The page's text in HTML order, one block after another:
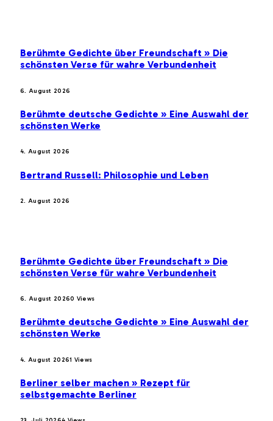
Berühmte Gedichte über Freundschaft » Die
schönsten Verse für wahre Verbundenheit
6. August 2026
Berühmte deutsche Gedichte » Eine Auswahl der
schönsten Werke
4. August 2026
Bertrand Russell: Philosophie und Leben
2. August 2026
Berühmte Gedichte über Freundschaft » Die
schönsten Verse für wahre Verbundenheit
6. August 20260 Views
Berühmte deutsche Gedichte » Eine Auswahl der
schönsten Werke
4. August 20261 Views
Berliner selber machen » Rezept für
selbstgemachte Berliner